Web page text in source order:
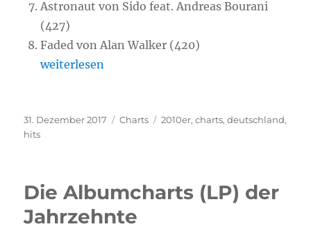
Astronaut von Sido feat. Andreas Bourani
(427)
Faded von Alan Walker (420)
„Musik-Charts der 2010er – Alle Hits des
weiterlesen
Veröffentlicht
am
31. Dezember 2017 Kategorien
Charts Schlagwörter
2010er,charts,deutschland,
hits
Die Albumcharts (LP) der
Jahrzehnte